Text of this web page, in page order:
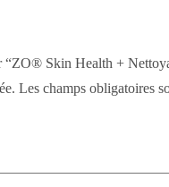
“ZO® Skin Health +
Les champs obligatoires